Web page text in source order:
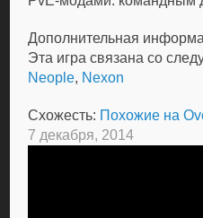
Дополнительная
Эта игра связана со
Neople, Nexon
Схожесть: Похожие на
7 декабря, 2014